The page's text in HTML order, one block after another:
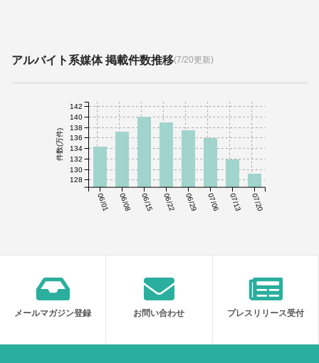
アルバイト系媒体 掲載件数推移(7/20更新)
06/01 06/08 06/15 06/22 06/29 07/06 07/13 07/20
件数(万件)
128
130
132
134
136
138
140
142
メールマガジン登録 お問い合わせ プレスリリース受付